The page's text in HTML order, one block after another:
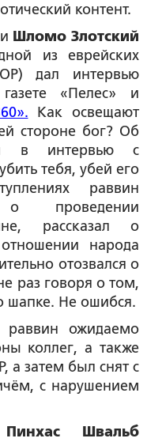
контент.
Шломо Злотский
из еврейских
дал интервью
«Пелес» и
Как освещают
стороне бог? Об
в интервью с
тебя, убей его
раввин
проведении
рассказал о
народа
отозвался о
раз говоря о том,
шапке. Не ошибся.
раввин ожидаемо
коллег, а также
а затем был снят с
с нарушением
Пинхас Швальб